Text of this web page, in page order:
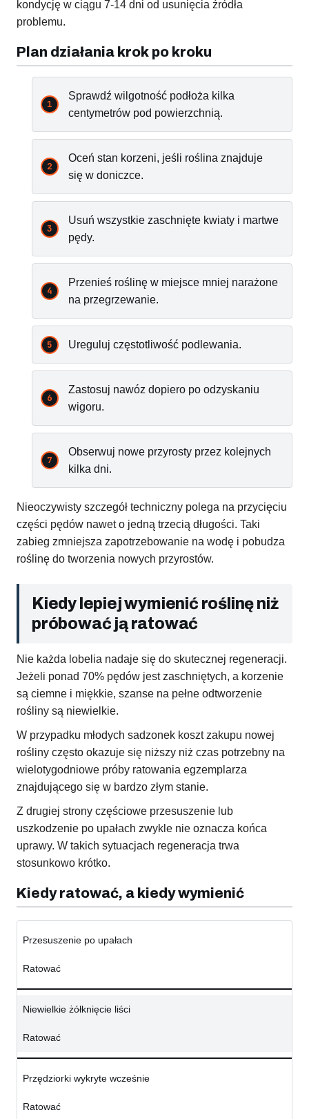
kondycję w ciągu 7-14 dni od usunięcia źródła
problemu.
Plan działania krok po kroku
Sprawdź wilgotność podłoża kilka
centymetrów pod powierzchnią.
Oceń stan korzeni, jeśli roślina znajduje
się w doniczce.
Usuń wszystkie zaschnięte kwiaty i martwe
pędy.
Przenieś roślinę w miejsce mniej narażone
na przegrzewanie.
Ureguluj częstotliwość podlewania.
Zastosuj nawóz dopiero po odzyskaniu
wigoru.
Obserwuj nowe przyrosty przez kolejnych
kilka dni.
Nieoczywisty szczegół techniczny polega na przycięciu
części pędów nawet o jedną trzecią długości. Taki
zabieg zmniejsza zapotrzebowanie na wodę i pobudza
roślinę do tworzenia nowych przyrostów.
Kiedy lepiej wymienić roślinę niż
próbować ją ratować
Nie każda lobelia nadaje się do skutecznej regeneracji.
Jeżeli ponad 70% pędów jest zaschniętych, a korzenie
są ciemne i miękkie, szanse na pełne odtworzenie
rośliny są niewielkie.
W przypadku młodych sadzonek koszt zakupu nowej
rośliny często okazuje się niższy niż czas potrzebny na
wielotygodniowe próby ratowania egzemplarza
znajdującego się w bardzo złym stanie.
Z drugiej strony częściowe przesuszenie lub
uszkodzenie po upałach zwykle nie oznacza końca
uprawy. W takich sytuacjach regeneracja trwa
stosunkowo krótko.
Kiedy ratować, a kiedy wymienić
Przesuszenie po upałach
Ratować
Niewielkie żółknięcie liści
Ratować
Przędziorki wykryte wcześnie
Ratować